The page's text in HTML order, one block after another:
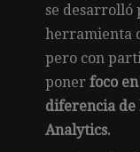
se desarrolló
herramienta
pero con
poner foco
diferencia de
Analytics.